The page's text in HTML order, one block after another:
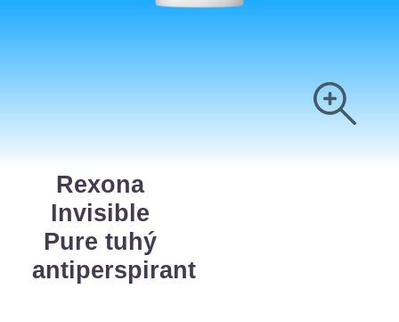
Rexona
Invisible
Pure tuhý
antiperspirant